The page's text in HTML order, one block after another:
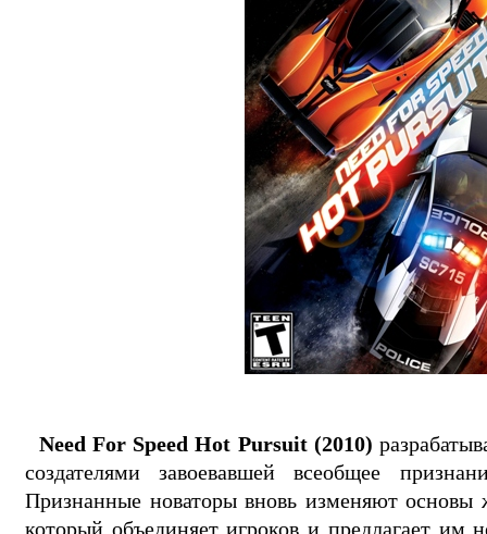
Need For Speed Hot Pursuit (2010)
создателями завоевавшей всеобщее
Признанные новаторы вновь изменяют основы
который объединяет игроков и предлагает им